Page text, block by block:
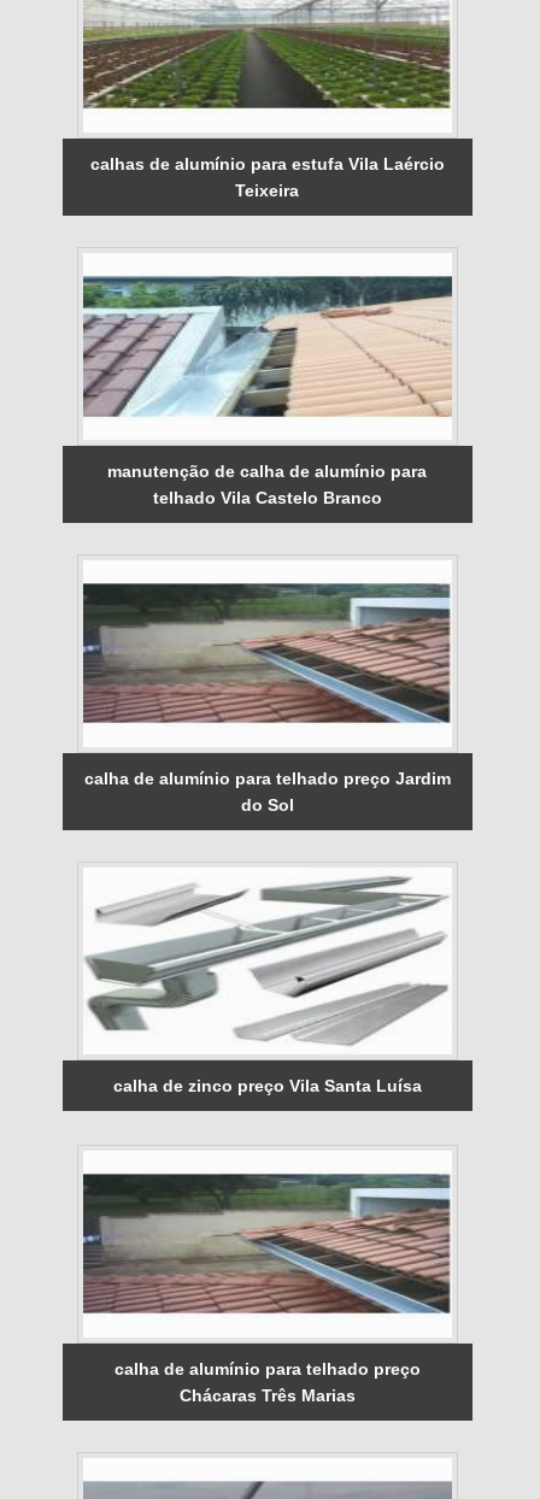
calhas de alumínio para estufa Vila Laércio
Teixeira
manutenção de calha de alumínio para
telhado Vila Castelo Branco
calha de alumínio para telhado preço Jardim
do Sol
calha de zinco preço Vila Santa Luísa
calha de alumínio para telhado preço
Chácaras Três Marias